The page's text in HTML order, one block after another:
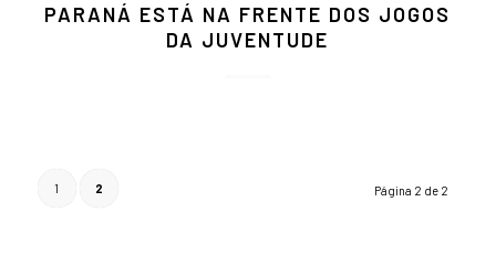
PARANÁ ESTÁ NA FRENTE DOS JOGOS
DA JUVENTUDE
Página 2 de 2
1 2